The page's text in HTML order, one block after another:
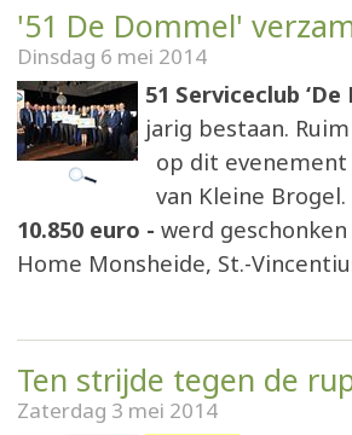
'51 De Dommel'
Dinsdag 6 mei 2014
51 Serviceclub
jarig bestaan.
op dit
van Kleine
10.850 euro - werd
Home Monsheide, St.-
Ten strijde tegen de
Zaterdag 3 mei 2014